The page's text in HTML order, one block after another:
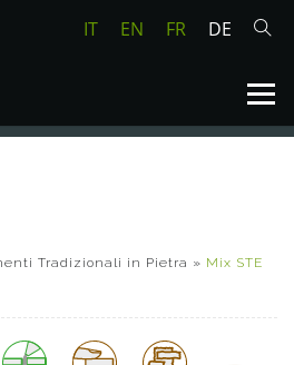
IT EN FR DE
Tradizionali in Pietra » Mix STE